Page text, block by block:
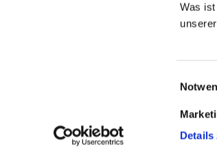
Was
Details
© 2021-2026 -